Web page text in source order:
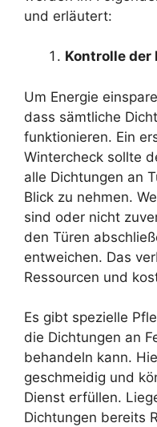
und erläutert:
Kontrolle der
Um Energie
dass sämtliche
funktionieren. Ein
Wintercheck sollte
alle Dichtungen an
Blick zu nehmen.
sind oder nicht
den Türen
entweichen. Das
Ressourcen und
Es gibt spezielle
die Dichtungen an
behandeln kann.
geschmeidig und
Dienst erfüllen.
Dichtungen bereits